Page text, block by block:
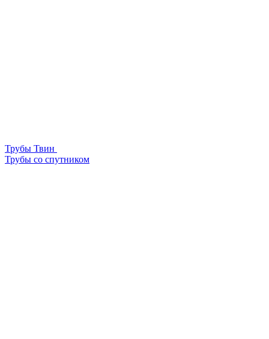
Трубы Твин
Трубы со спутником